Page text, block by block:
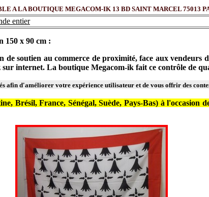
A LA BOUTIQUE MEGACOM-IK 13 BD SAINT MARCEL 75013
entier
150 x 90 cm :
soutien au commerce de proximité, face aux
internet. La boutique Megacom-ik fait ce contrôle de
afin d'améliorer votre expérience utilisateur et de vous offrir des
Brésil, France, Sénégal, Suède, Pays-Bas) à l'occasion